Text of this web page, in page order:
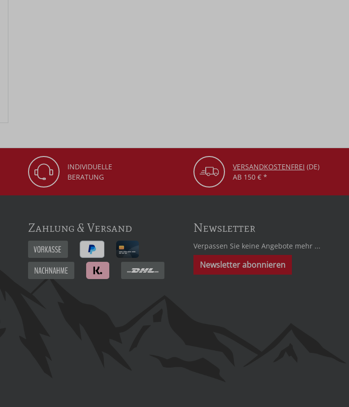
INDIVIDUELLE
BERATUNG
VERSANDKOSTENFREI (DE)
AB 150 € *
Zahlung & Versand Newsletter
Verpassen Sie keine Angebote mehr ...
Newsletter abonnieren